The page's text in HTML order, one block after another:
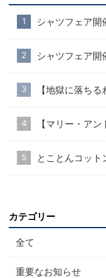
シャツフェア開
シャツフェア
【地獄に落ち
【マリー・ア
とことんコット
カテゴリー
全て
重要なお知らせ